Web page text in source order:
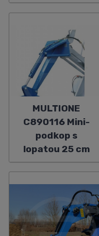
MULTIONE
C890116 Mini-
podkop s
lopatou 25 cm